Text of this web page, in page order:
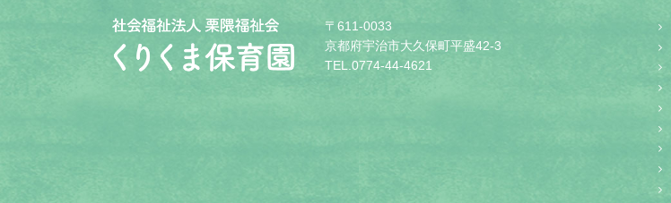
〒611-0033
京都府宇治市大久保町平盛42-3
TEL.0774-44-4621